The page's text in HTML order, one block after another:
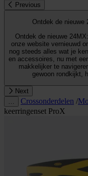
Previous
Ontdek de nieuwe
Ontdek de nieuwe 24MX:
onze website vernieuwd
nog steeds alles wat je
en accessoires, nu met
makkelijker te
gewoon rondkijkt,
Next
Crossonderdelen /
keerringenset ProX